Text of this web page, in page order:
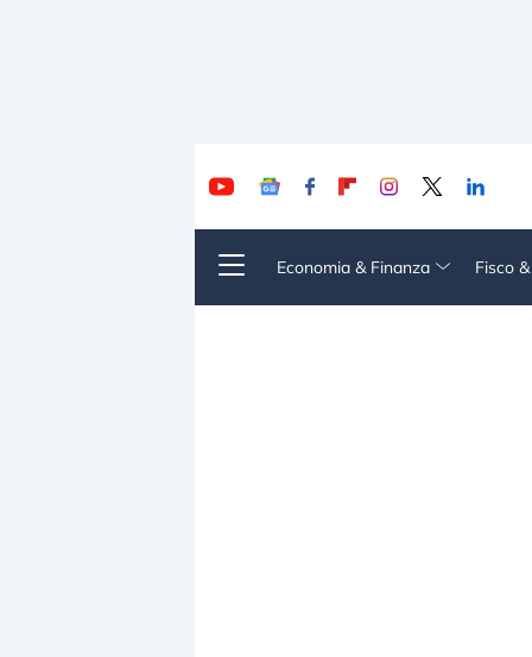
Economia & Finanza Fisco